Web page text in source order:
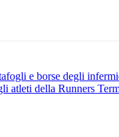
e borse degli
atleti della Runners